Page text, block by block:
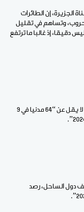
الجزيرة، إن الطائرات
وتساهم في تقليل
دقيقا، إذ غالبا ما ترتفع
وبحسب التقرير، فقد قتلت “طائرات درون” ما لا يقل عن “64 مدنيا في 9
دول الساحل، رصد